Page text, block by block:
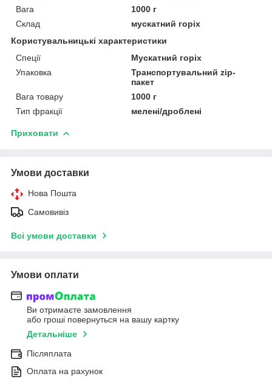
Вага
1000 г
Склад
мускатний горіх
Користувальницькі характеристики
Спеції
Мускатний горіх
Упаковка
Транспортувальний zip-
пакет
Вага товару
1000 г
Тип фракції
мелені/дроблені
Приховати
Умови доставки
Нова Пошта
Самовивіз
Всі умови доставки
Умови оплати
Ви отримаєте замовлення
або гроші повернуться на вашу картку
Детальніше
Післяплата
Оплата на рахунок